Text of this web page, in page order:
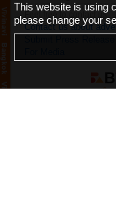
Feel free to contact us
Contact us about
This website is using
please change your